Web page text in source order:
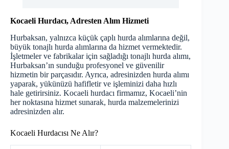
Kocaeli Hurdacı, Adresten Alım Hizmeti
Hurbaksan, yalnızca küçük çaplı hurda alımlarına değil,
büyük tonajlı hurda alımlarına da hizmet vermektedir.
İşletmeler ve fabrikalar için sağladığı tonajlı hurda alımı,
Hurbaksan’ın sunduğu profesyonel ve güvenilir
hizmetin bir parçasıdır. Ayrıca, adresinizden hurda alımı
yaparak, yükünüzü hafifletir ve işleminizi daha hızlı
hale getirirsiniz. Kocaeli hurdacı firmamız, Kocaeli’nin
her noktasına hizmet sunarak, hurda malzemelerinizi
adresinizden alır.
Kocaeli Hurdacısı Ne Alır?